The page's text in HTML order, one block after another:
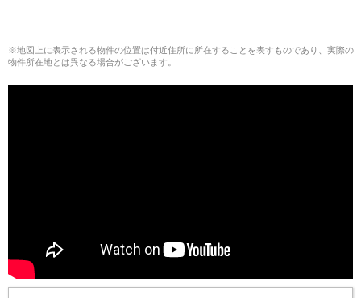
※地図上に表示される物件の位置は付近住所に所在することを表すものであり、実際の
物件所在地とは異なる場合がございます。